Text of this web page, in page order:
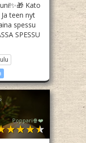
Kato
teen nyt
spessu
SPESSU
Poppari🍿❤️